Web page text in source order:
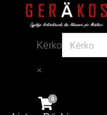
Kërko
×